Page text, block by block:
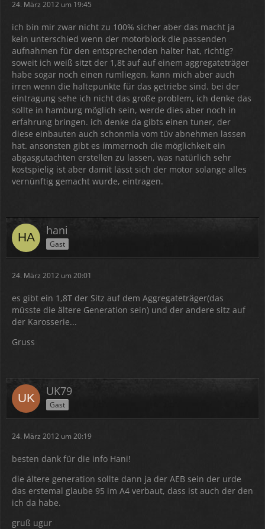
24. März 2012 um 19:45
ich bin mir zwar nicht zu 100% sicher aber das macht ja
kein unterschied wenn der motorblock die passenden
aufnahmen für den entsprechenden halter hat, richtig?
soweit ich weiß sitzt der 1,8t auf auf einem aggregateträger
habe sogar noch einen rumliegen, kann mich aber auch
irren wenn die haltepunkte für das getriebe sind. bei der
eintragung sehe ich nicht das große problem, ich denke das
sollte in hamburg möglich sein, werde dies aber noch in
erfahrung bringen. ich denke da gibts einen tuner, der
diese einbauten auch schonmla vom tüv abnehmen lassen
hat. ansonsten gibt es immernoch die möglichkeit ein
abgasgutachten erstellen zu lassen, was natürlich sehr
kostspielig ist aber damit lässt sich der motor solange alles
vernünftig gemacht wurde, eintragen.
hani
Gast
24. März 2012 um 20:01
es gibt ein 1,8T der Sitz auf dem Aggregateträger(das
müsste die ältere Generation sein) und der andere sitz auf
der Karosserie...
Gruss
UK79
Gast
24. März 2012 um 20:19
besten dank für die info Hani!
die ältere generation sollte dann ja der AEB sein der urde
das erstemal glaube 95 im A4 verbaut, dass ist auch der den
ich da habe.
gruß ugur